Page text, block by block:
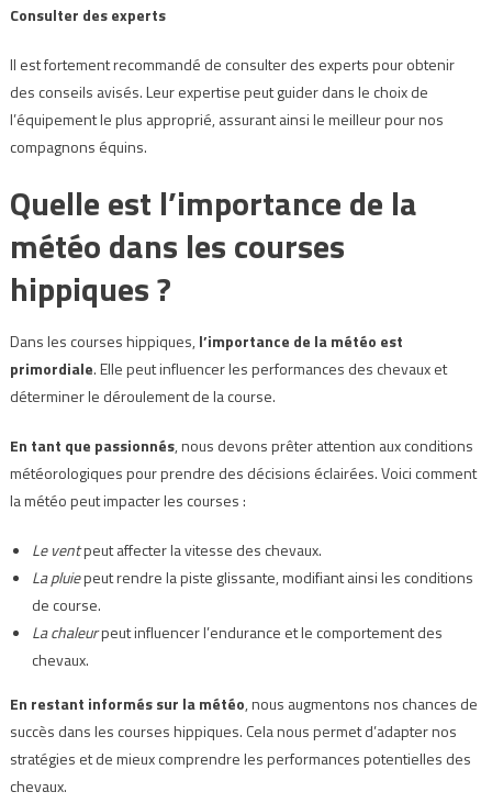
Consulter des experts
Il est fortement recommandé de consulter des experts pour obtenir
des conseils avisés. Leur expertise peut guider dans le choix de
l’équipement le plus approprié, assurant ainsi le meilleur pour nos
compagnons équins.
Quelle est l’importance de la
météo dans les courses
hippiques ?
Dans les courses hippiques,l’importance de la météo est
primordiale. Elle peut influencer les performances des chevaux et
déterminer le déroulement de la course.
En tant que passionnés, nous devons prêter attention aux conditions
météorologiques pour prendre des décisions éclairées. Voici comment
la météo peut impacter les courses :
Le ventpeut affecter la vitesse des chevaux.
La pluiepeut rendre la piste glissante, modifiant ainsi les conditions
de course.
La chaleurpeut influencer l’endurance et le comportement des
chevaux.
En restant informés sur la météo, nous augmentons nos chances de
succès dans les courses hippiques. Cela nous permet d’adapter nos
stratégies et de mieux comprendre les performances potentielles des
chevaux.